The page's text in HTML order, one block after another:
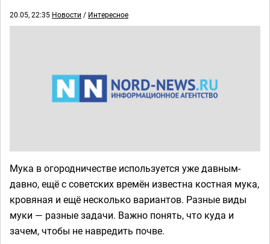
20.05, 22:35 Новости / Интересное
Мука в огородничестве используется уже давным-
давно, ещё с советских времён известна костная мука,
кровяная и ещё несколько вариантов. Разные виды
муки — разные задачи. Важно понять, что куда и
зачем, чтобы не навредить почве.